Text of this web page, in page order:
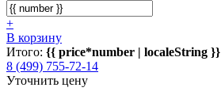
+
В корзину
Итого: {{ price*number | localeString }}
8 (499) 755-72-14
Уточнить цену